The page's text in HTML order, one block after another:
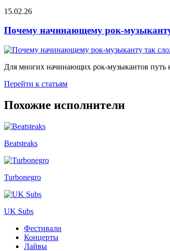
15.02.26
Почему начинающему рок-
Для многих начинающих рок-музыкантов путь
Перейти к статьям
Похожие исполнители
Beatsteaks
Turbonegro
UK Subs
Фестивали
Концерты
Лайвы